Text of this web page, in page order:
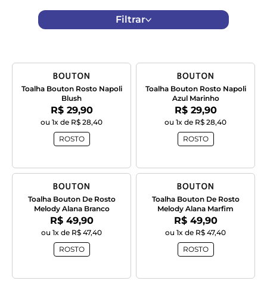
Filtrar
Toalha Bouton Rosto Napoli
Blush
Por:
R$ 29,90
ou 1x de R$ 28,40
ROSTO
Toalha Bouton Rosto Napoli
Azul Marinho
Por:
R$ 29,90
ou 1x de R$ 28,40
ROSTO
Toalha Bouton De Rosto
Melody Alana Branco
Por:
R$ 49,90
ou 1x de R$ 47,40
ROSTO
Toalha Bouton De Rosto
Melody Alana Marfim
Por:
R$ 49,90
ou 1x de R$ 47,40
ROSTO